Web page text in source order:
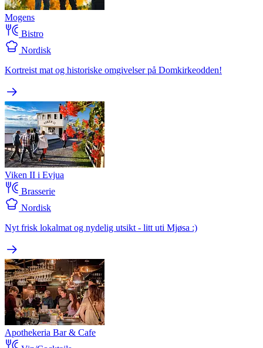
Mogens
Bistro
Nordisk
Kortreist mat og historiske omgivelser på Domkirkeodden!
Viken II i Evjua
Brasserie
Nordisk
Nyt frisk lokalmat og nydelig utsikt - litt uti Mjøsa :)
Apothekeria Bar & Cafe